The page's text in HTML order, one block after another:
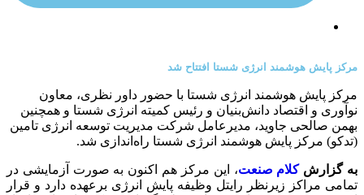
مرکز پایش هوشمند انرژی شستا افتتاح شد
مرکز پایش هوشمند انرژی شستا با حضور داور نظری، معاون
نوآوری و اقتصاد دانش‌بنیان و رئیس کمیته انرژی شستا و همچنین
بهمن صالحی جاوید، مدیرعامل شرکت مدیریت توسعه انرژی تامین
(تدکو) مرکز پایش هوشمند انرژی شستا راه‌اندازی شد.
به گزارشکلام صنعت، این مرکز هم اکنون به صورت آزمایشی در
تمامی مراکز زیرنظر رایتل وظیفه پایش انرژی برعهده دارد و قرار